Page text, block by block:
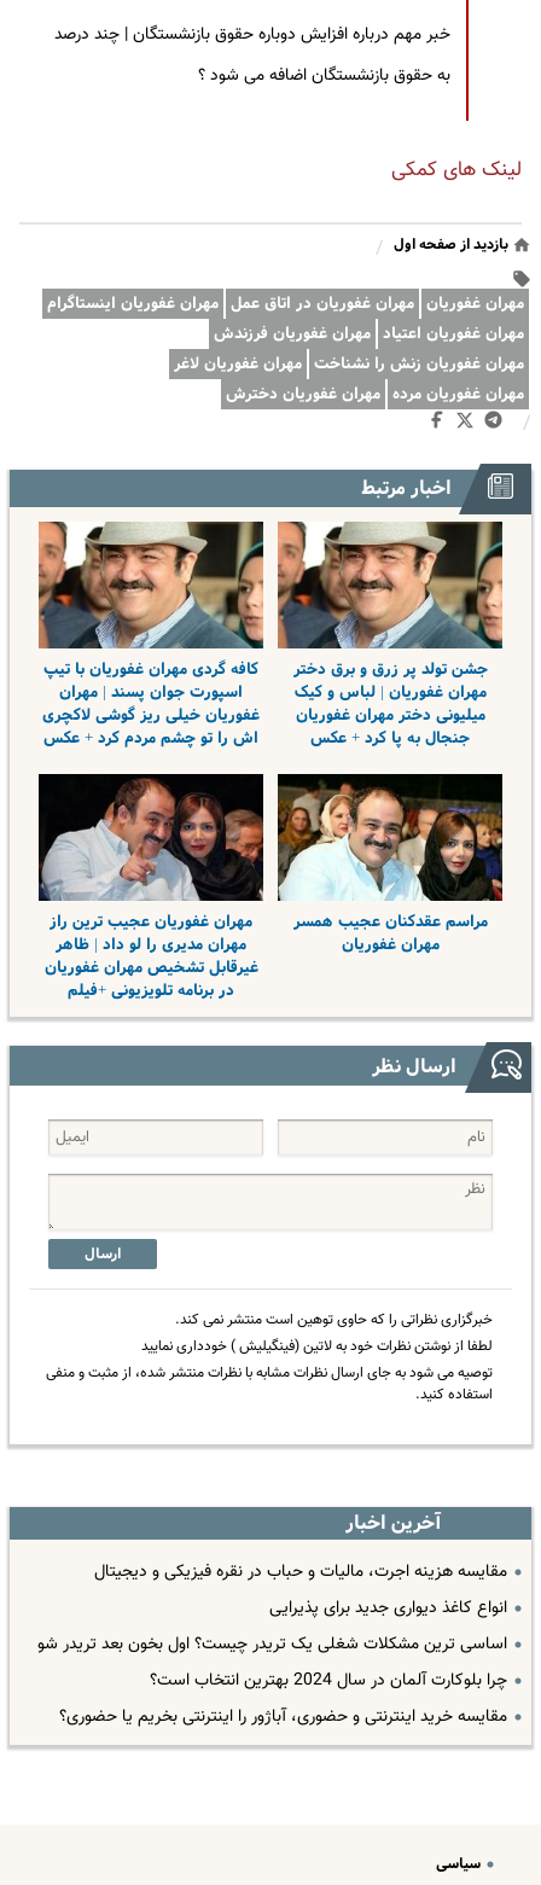
خبر مهم درباره افزایش دوباره حقوق بازنشستگان | چند درصد
به حقوق بازنشستگان اضافه می شود ؟
لینک های کمکی
بازدید از صفحه اول /
مهران غفوریان مهران غفوریان در اتاق عمل مهران غفوریان اینستاگرام
مهران غفوریان اعتیاد مهران غفوریان فرزندش
مهران غفوریان زنش را نشناخت مهران غفوریان لاغر
مهران غفوریان مرده مهران غفوریان دخترش
/
اخبار مرتبط
جشن تولد پر زرق و برق دختر
مهران غفوریان | لباس و کیک
میلیونی دختر مهران غفوریان
جنجال به پا کرد + عکس
کافه گردی مهران غفوریان با تیپ
اسپورت جوان پسند | مهران
غفوریان خیلی ریز گوشی لاکچری
اش را تو چشم مردم کرد + عکس
مراسم عقدکنان عجیب همسر
مهران غفوریان
مهران غفوریان عجیب ترین راز
مهران مدیری را لو داد | ظاهر
غیرقابل تشخیص مهران غفوریان
در برنامه تلویزیونی +فیلم
ارسال نظر
ارسال
خبرگزاری نظراتی را که حاوی توهین است منتشر نمی کند.
لطفا از نوشتن نظرات خود به لاتین (فینگیلیش ) خودداری نمایید
توصیه می شود به جای ارسال نظرات مشابه با نظرات منتشر شده، از مثبت و منفی
استفاده کنید.
آخرین اخبار
مقایسه هزینه اجرت، مالیات و حباب در نقره فیزیکی و دیجیتال
انواع کاغذ دیواری جدید برای پذیرایی
اساسی ترین مشکلات شغلی یک تریدر چیست؟ اول بخون بعد تریدر شو
چرا بلوکارت آلمان در سال 2024 بهترین انتخاب است؟
مقایسه خرید اینترنتی و حضوری، آباژور را اینترنتی بخریم یا حضوری؟
سیاسی